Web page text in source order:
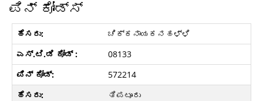
ಪಿನ್ ಕೋಡ್ಸ್
ಚಿಕ್ಕನಾಯಕನಹಳ್ಳಿ
08133
572214
ತಿಪಟೂರು